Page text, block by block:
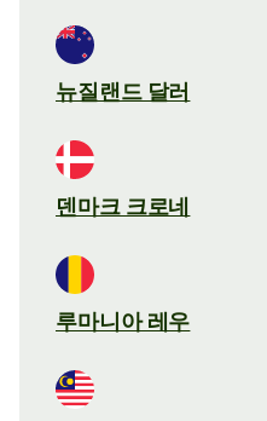
뉴질랜드 달러
덴마크 크로네
루마니아 레우